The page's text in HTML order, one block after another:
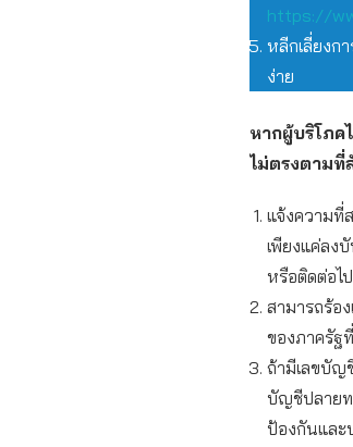
https://
หลีกเลี่ยงก
ง่าย
หากผู้บริโภค
ไม่ตรงตามที่
แจ้งความที่
เพียงแค่ลง
หรือติดต่อไ
สามารถร้อ
ของภาครัฐที่
ถ้ามีเลขบัญ
บัญชีปลายท
ป้องกันและ